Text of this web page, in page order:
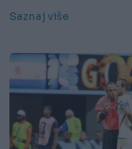
Saznaj više